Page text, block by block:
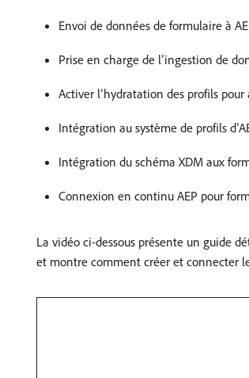
Envoi de données de formulaire à
Prise en charge de l’ingestion de
Activer l’hydratation des profils
Intégration au système de profils
Intégration du schéma XDM aux
Connexion en continu AEP pour
La vidéo ci-dessous présente un guide
et montre comment créer et connecter